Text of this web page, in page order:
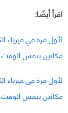
اقرأ أيضًا:
لأول مرة في
مكانين بنفس الوقت
لأول مرة في
مكانين بنفس الوقت